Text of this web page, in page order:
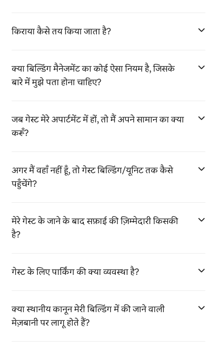
किराया कैसे तय किया जाता है?
क्या बिल्डिंग मैनेजमेंट का कोई ऐसा नियम है, जिसके
बारे में मुझे पता होना चाहिए?
जब गेस्ट मेरे अपार्टमेंट में हों, तो मैं अपने सामान का क्या
करूँ?
अगर मैं वहाँ नहीं हूँ, तो गेस्ट बिल्डिंग/यूनिट तक कैसे
पहुँचेंगे?
मेरे गेस्ट के जाने के बाद सफ़ाई की ज़िम्मेदारी किसकी
है?
गेस्ट के लिए पार्किंग की क्या व्यवस्था है?
क्या स्थानीय कानून मेरी बिल्डिंग में की जाने वाली
मेज़बानी पर लागू होते हैं?